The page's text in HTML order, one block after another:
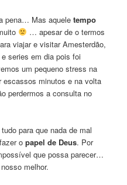
pena… Mas aqueletempo
… apesar de o termos
viajar e visitar Amesterdão,
series em dia pois foi
um pequeno stress na
escassos minutos e na volta
perdermos a consulta no
para que nada de mal
o papel de Deus. Por
que possa parecer…
melhor.